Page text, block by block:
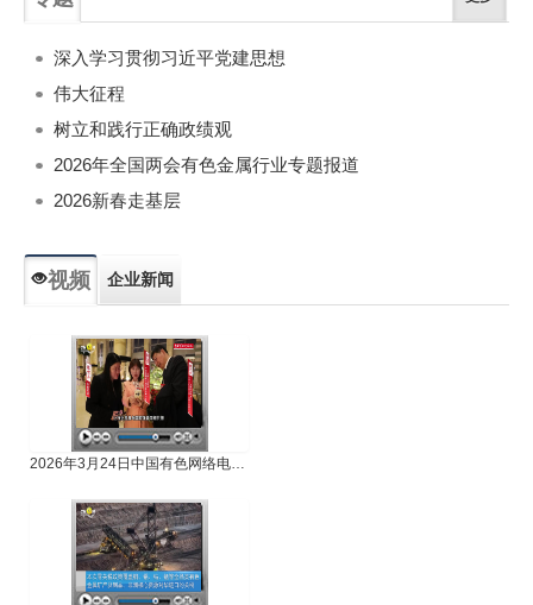
深入学习贯彻习近平党建思想
伟大征程
树立和践行正确政绩观
2026年全国两会有色金属行业专题报道
2026新春走基层
视频 企业新闻
2026年3月24日中国有色网络电视新闻